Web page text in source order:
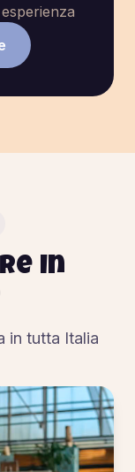
in
in tutta Italia